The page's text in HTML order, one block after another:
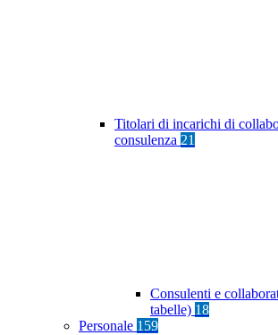
Titolari di incarichi di
consulenza 21
Consulenti e
tabelle) 18
Personale 159